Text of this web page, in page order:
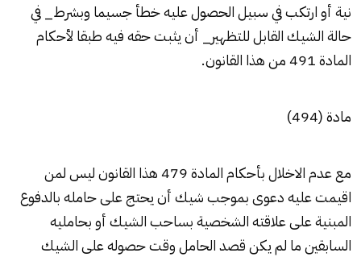
نية أو ارتكب في سبيل الحصول عليه خطأ جسيما وبشرط_ في
حالة الشيك القابل للتظهير_ أن يثبت حقه فيه طبقا لأحكام
المادة 491 من هذا القانون.
مادة (494)
مع عدم الاخلال بأحكام المادة 479 هذا القانون ليس لمن
اقيمت عليه دعوى بموجب شيك أن يحتج على حامله بالدفوع
المبنية على علاقته الشخصية بساحب الشيك أو بحامليه
السابقين ما لم يكن قصد الحامل وقت حصوله على الشيك